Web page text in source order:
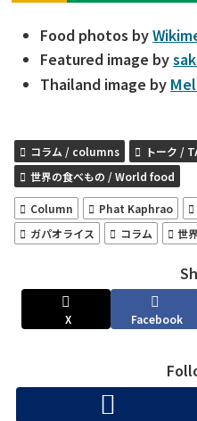
Food photos by
Featured image by
Thailand image by
コラム / columns
トーク /
世界の食べもの / World food
Column Phat Kaphrao
ガパオライス
コラム 世
X Facebook